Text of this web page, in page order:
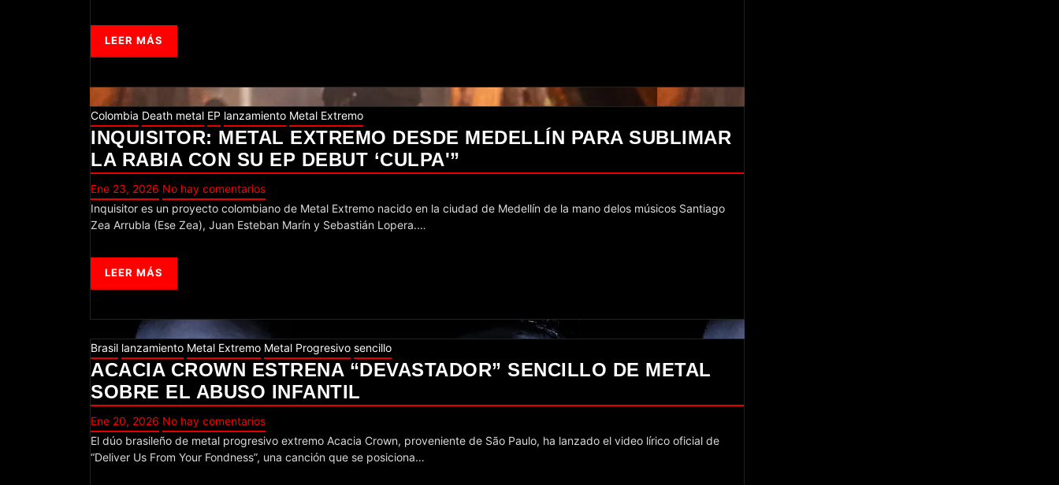
LEER MÁS
Colombia Death metal EP lanzamiento Metal Extremo
INQUISITOR: METAL EXTREMO DESDE MEDELLÍN PARA SUBLIMAR
LA RABIA CON SU EP DEBUT ‘CULPA'”
Ene 23, 2026 No hay comentarios
Inquisitor es un proyecto colombiano de Metal Extremo nacido en la ciudad de Medellín de la mano delos músicos Santiago
Zea Arrubla (Ese Zea), Juan Esteban Marín y Sebastián Lopera.…
LEER MÁS
Brasil lanzamiento Metal Extremo Metal Progresivo sencillo
ACACIA CROWN ESTRENA “DEVASTADOR” SENCILLO DE METAL
SOBRE EL ABUSO INFANTIL
Ene 20, 2026 No hay comentarios
El dúo brasileño de metal progresivo extremo Acacia Crown, proveniente de São Paulo, ha lanzado el video lírico oficial de
“Deliver Us From Your Fondness”, una canción que se posiciona…